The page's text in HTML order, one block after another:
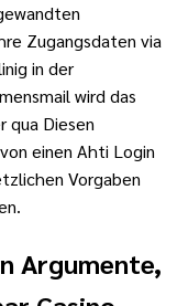
Zugangsdaten via
in der
wird das
qua Diesen
einen Ahti Login
Vorgaben
Argumente,